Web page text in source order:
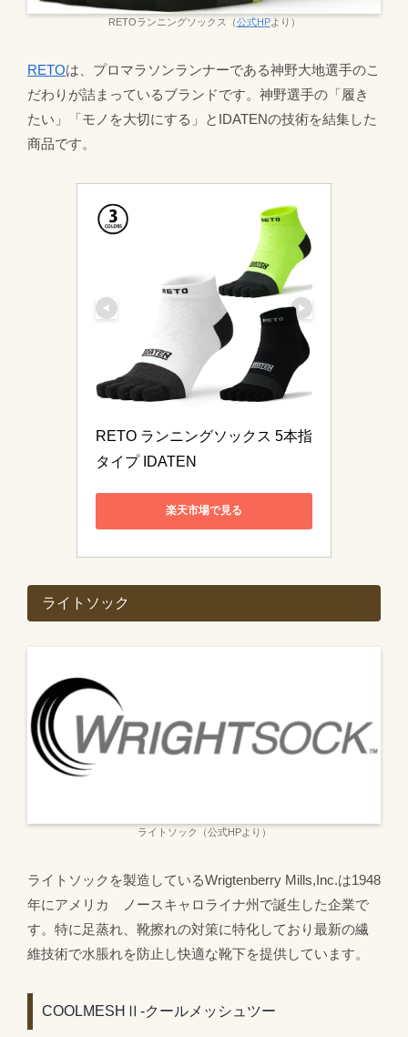
RETOランニングソックス（公式HPより）
RETOは、プロマラソンランナーである神野大地選手のこ
だわりが詰まっているブランドです。神野選手の「履き
たい」「モノを大切にする」とIDATENの技術を結集した
商品です。
RETO ランニングソックス 5本指
タイプ IDATEN
楽天市場で見る
ライトソック
ライトソック（公式HPより）
ライトソックを製造しているWrigtenberry Mills,Inc.は1948
年にアメリカ ノースキャロライナ州で誕生した企業で
す。特に足蒸れ、靴擦れの対策に特化しており最新の繊
維技術で水脹れを防止し快適な靴下を提供しています。
COOLMESHⅡ-クールメッシュツー